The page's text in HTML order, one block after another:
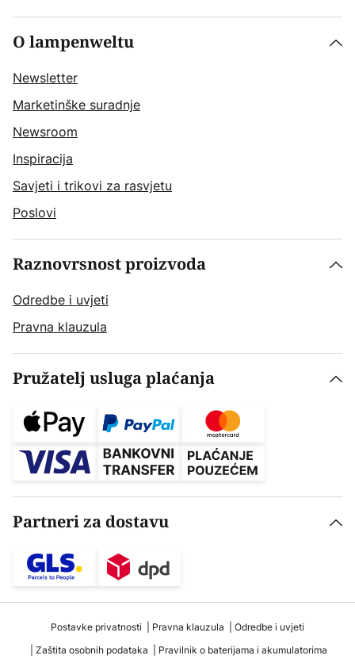
O lampenweltu
Newsletter
Marketinške suradnje
Newsroom
Inspiracija
Savjeti i trikovi za rasvjetu
Poslovi
Raznovrsnost proizvoda
Odredbe i uvjeti
Pravna klauzula
Pružatelj usluga plaćanja
Partneri za dostavu
Postavke privatnosti Pravna klauzula
Odredbe i uvjeti
Zaštita osobnih podataka
Pravilnik o baterijama i akumulatorima